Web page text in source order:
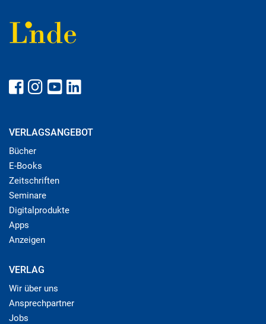
VERLAGSANGEBOT
Bücher
E-Books
Zeitschriften
Seminare
Digitalprodukte
Apps
Anzeigen
VERLAG
Wir über uns
Ansprechpartner
Jobs